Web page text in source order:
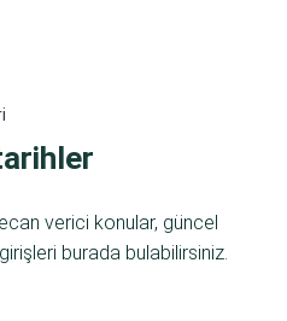
verici konular, güncel
burada bulabilirsiniz.